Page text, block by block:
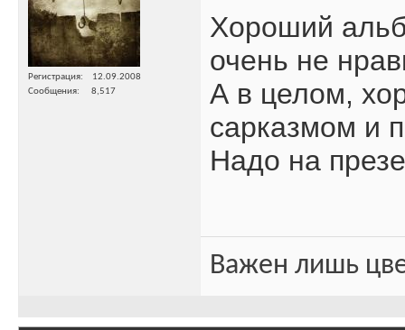
Регистрация
12.09.2008
Сообщения
8,517
Хороший
очень не
А в целом,
сарказмом и
Надо на
Важен лишь